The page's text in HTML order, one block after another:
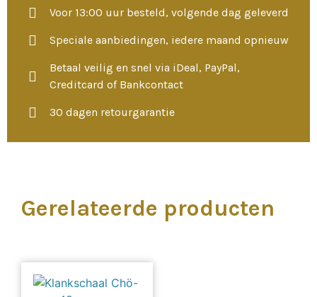
Voor 13:00 uur besteld, volgende dag geleverd
Speciale aanbiedingen, iedere maand opnieuw
Betaal veilig en snel via iDeal, PayPal,
Creditcard of Bankcontact
30 dagen retourgarantie
Gerelateerde producten